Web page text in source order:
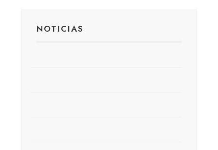
NOTICIAS